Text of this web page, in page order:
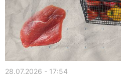
28.07.2026 - 17:54